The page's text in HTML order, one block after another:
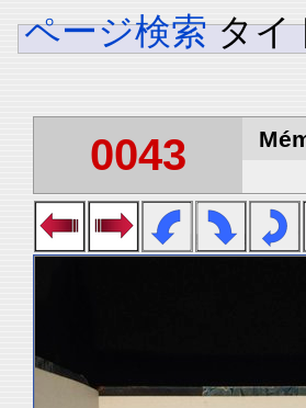
ページ検索 タイ
0043